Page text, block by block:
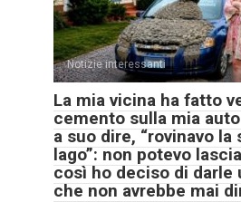
Notizie interessanti
La mia vicina ha fatto
cemento sulla mia
a suo dire, “rovinavo la
lago”: non potevo
così ho deciso di darle
che non avrebbe mai